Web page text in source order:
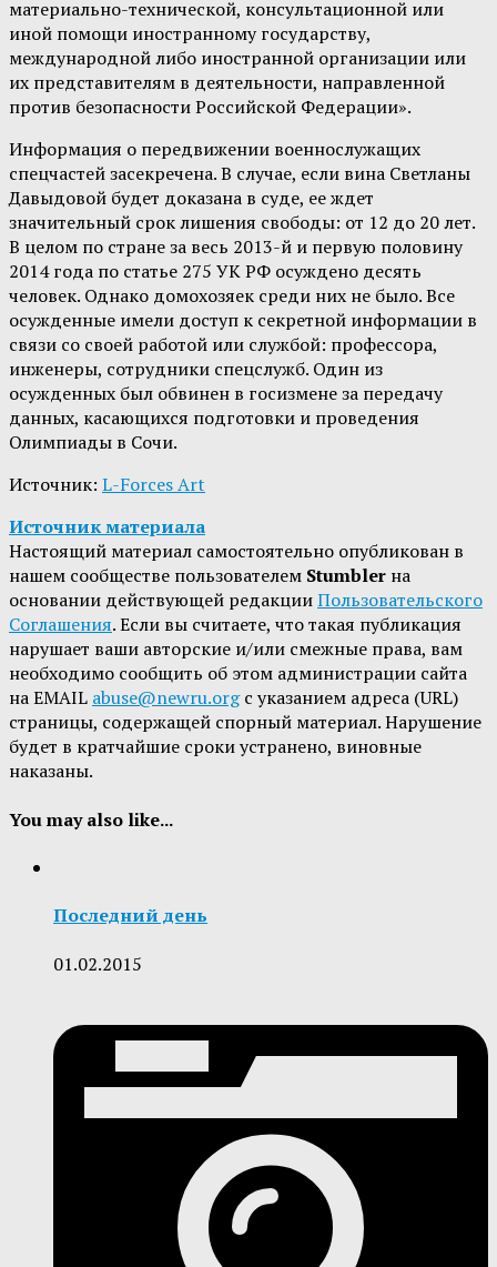
материально-технической, консультационной или
иной помощи иностранному государству,
международной либо иностранной организации или
их представителям в деятельности, направленной
против безопасности Российской Федерации».
Информация о передвижении военнослужащих
спецчастей засекречена. В случае, если вина Светланы
Давыдовой будет доказана в суде, ее ждет
значительный срок лишения свободы: от 12 до 20 лет.
В целом по стране за весь 2013-й и первую половину
2014 года по статье 275 УК РФ осуждено десять
человек. Однако домохозяек среди них не было. Все
осужденные имели доступ к секретной информации в
связи со своей работой или службой: профессора,
инженеры, сотрудники спецслужб. Один из
осужденных был обвинен в госизмене за передачу
данных, касающихся подготовки и проведения
Олимпиады в Сочи.
Источник: L-Forces Art
Источник материала
Настоящий материал самостоятельно опубликован в
нашем сообществе пользователем Stumbler на
основании действующей редакцииПользовательского
Соглашения. Если вы считаете, что такая публикация
нарушает ваши авторские и/или смежные права, вам
необходимо сообщить об этом администрации сайта
на EMAIL abuse@newru.orgс указанием адреса (URL)
страницы, содержащей спорный материал. Нарушение
будет в кратчайшие сроки устранено, виновные
наказаны.
You may also like...
Последний день
01.02.2015